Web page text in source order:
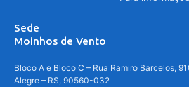
Sede
Moinhos de Vento
Bloco A e Bloco C – Rua Ramiro Barcelos,
Alegre – RS, 90560-032